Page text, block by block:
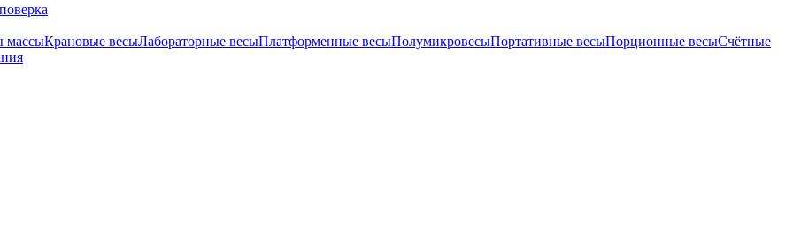
массыКрановые весыЛабораторные весыПлатформенные весыПолумикровесыПортативные весыПорционные весыСчётные